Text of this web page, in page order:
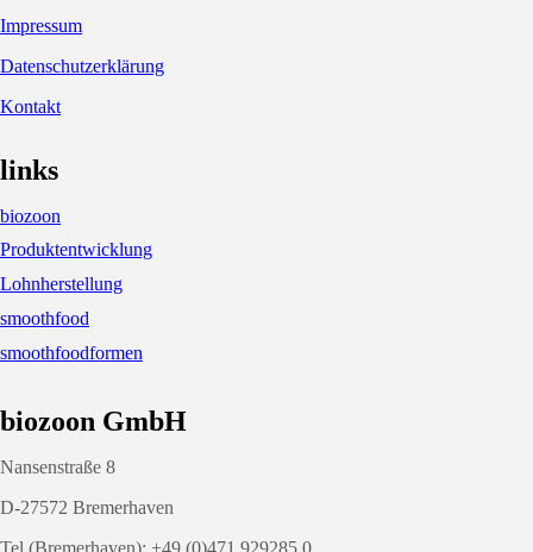
Impressum
Datenschutzerklärung
Kontakt
links
biozoon
Produktentwicklung
Lohnherstellung
smoothfood
smoothfoodformen
biozoon GmbH
Nansenstraße 8
D-27572 Bremerhaven